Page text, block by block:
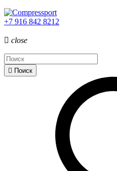
+7 916 842 8212
 close
 Поиск